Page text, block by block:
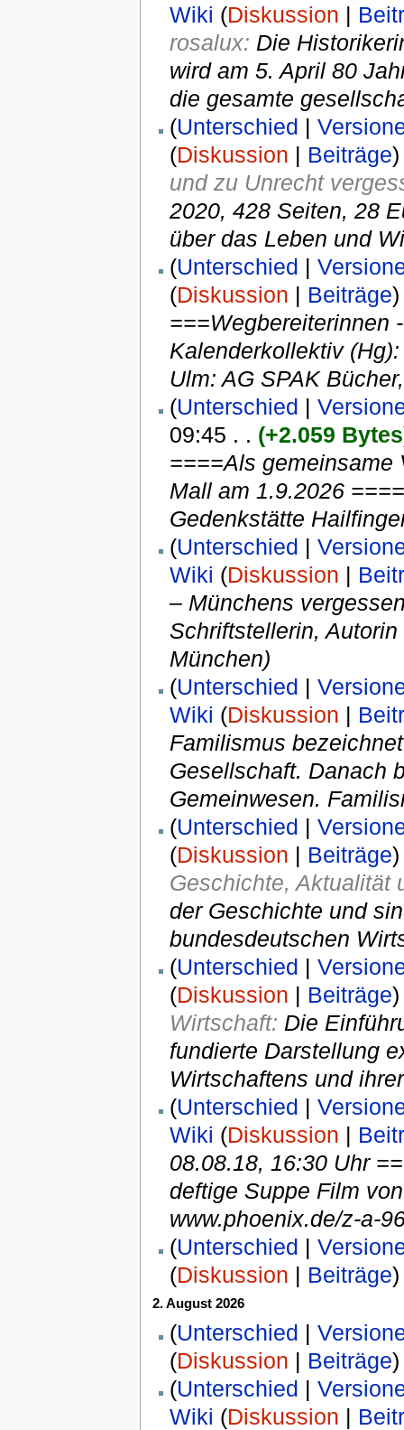
Wiki (Diskussion |
rosalux: Die
wird am 5. April 80
die gesamte
(Unterschied |
(Diskussion | Beiträge)
und zu Unrecht
2020, 428 Seiten, 28
über das Leben und
(Unterschied |
(Diskussion | Beiträge)
===Wegbereiterinnen
Kalenderkollektiv
Ulm: AG SPAK
(Unterschied |
09:45 . . (+2.059
====Als gemeinsame
Mall am 1.9.2026
Gedenkstätte
(Unterschied |
Wiki (Diskussion |
– Münchens
Schriftstellerin,
München)
(Unterschied |
Wiki (Diskussion |
Familismus
Gesellschaft. Danach
Gemeinwesen.
(Unterschied |
(Diskussion | Beiträge)
Geschichte, Aktualität
der Geschichte und
bundesdeutschen
(Unterschied |
(Diskussion | Beiträge)
Wirtschaft: Die
fundierte Darstellung
Wirtschaftens und
(Unterschied |
Wiki (Diskussion |
08.08.18, 16:30 Uhr
deftige Suppe Film
www.phoenix.de/z-a-
(Unterschied |
(Diskussion | Beiträge)
2. August 2026
(Unterschied
(Diskussion Beiträge)
(Unterschied
Wiki (Diskussion